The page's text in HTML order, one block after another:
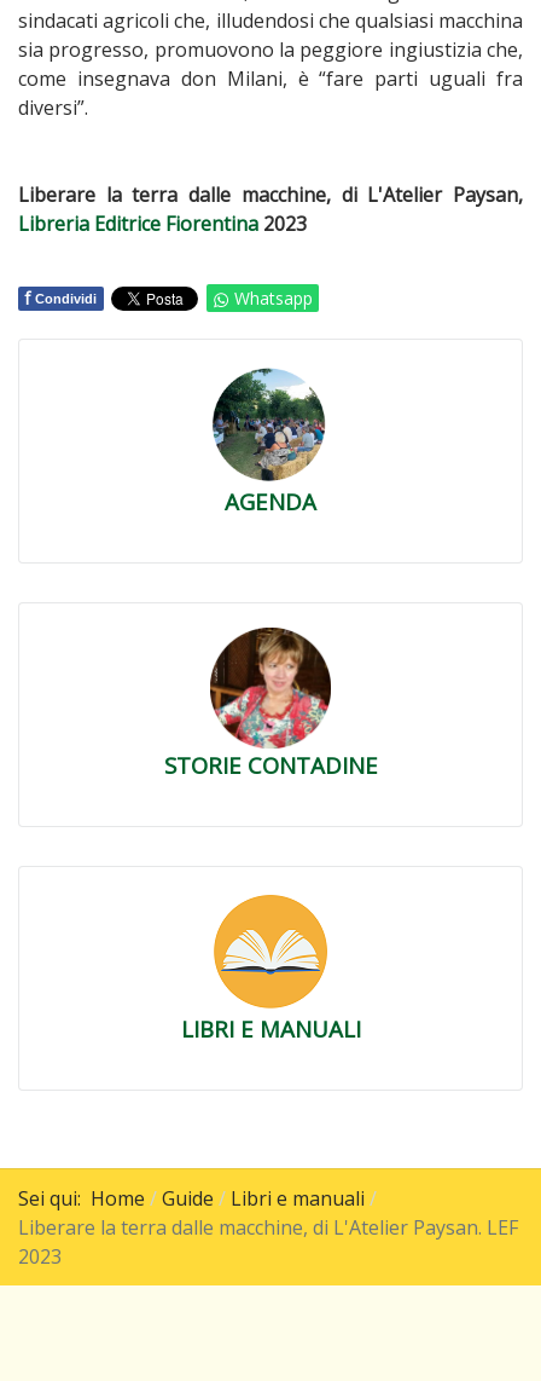
sindacati agricoli che, illudendosi che qualsiasi macchina
sia progresso, promuovono la peggiore ingiustizia che,
come insegnava don Milani, è “fare parti uguali fra
diversi”.
Liberare la terra dalle macchine, di L'Atelier Paysan,
Libreria Editrice Fiorentina 2023
f Condividi Whatsapp
AGENDA
STORIE CONTADINE
LIBRI E MANUALI
Sei qui: Home Guide
Libri e manuali
Liberare la terra dalle macchine, di L'Atelier Paysan. LEF
2023